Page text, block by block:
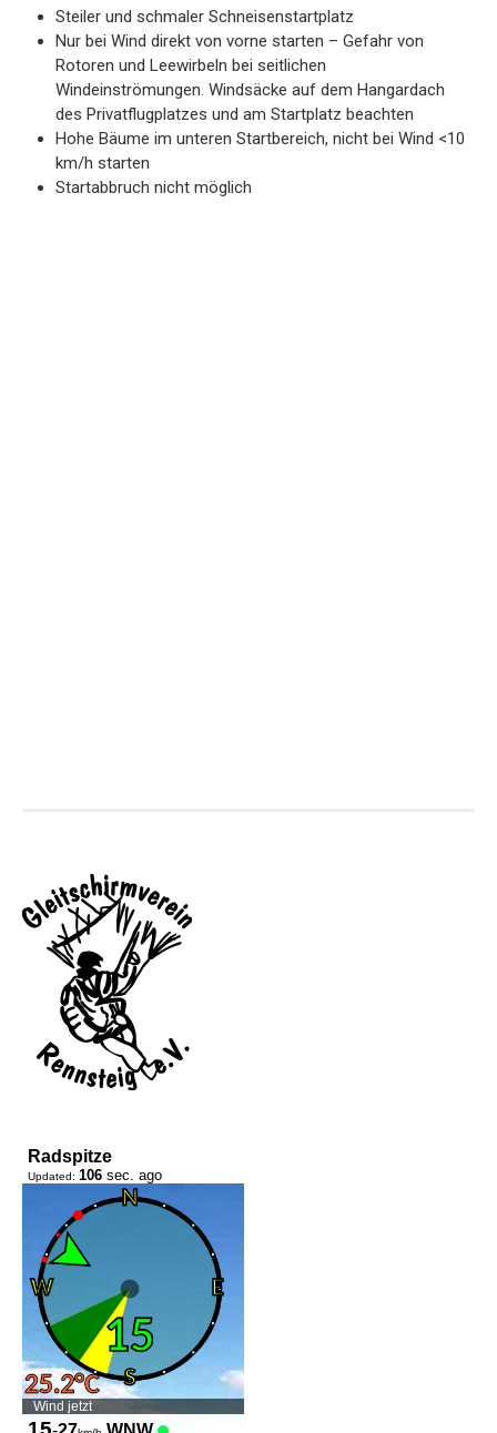
Steiler und schmaler Schneisenstartplatz
Nur bei Wind direkt von vorne starten – Gefahr von
Rotoren und Leewirbeln bei seitlichen
Windeinströmungen. Windsäcke auf dem Hangardach
des Privatflugplatzes und am Startplatz beachten
Hohe Bäume im unteren Startbereich, nicht bei Wind <10
km/h starten
Startabbruch nicht möglich